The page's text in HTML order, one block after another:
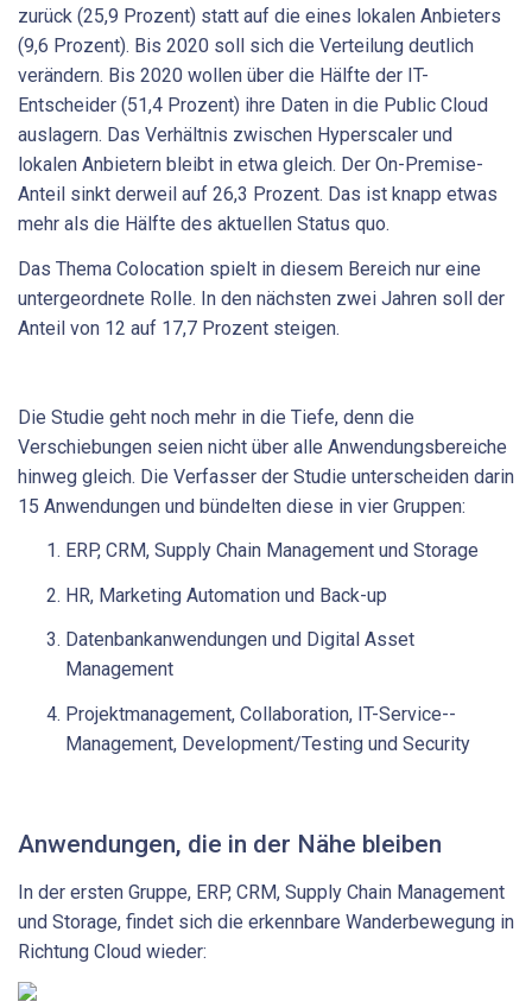
zurück (25,9 Prozent) statt auf die eines lokalen Anbieters
(9,6 Prozent). Bis 2020 soll sich die Verteilung deutlich
verändern. Bis 2020 wollen über die Hälfte der IT-
Entscheider (51,4 Prozent) ihre Daten in die Public Cloud
auslagern. Das Verhältnis zwischen Hyperscaler und
lokalen Anbietern bleibt in etwa gleich. Der On-Premise-
Anteil sinkt derweil auf 26,3 Prozent. Das ist knapp etwas
mehr als die Hälfte des aktuellen Status quo.
Das Thema Colocation spielt in diesem Bereich nur eine
untergeordnete Rolle. In den nächsten zwei Jahren soll der
Anteil von 12 auf 17,7 Prozent steigen.
Die Studie geht noch mehr in die Tiefe, denn die
Verschiebungen seien nicht über alle Anwendungsbereiche
hinweg gleich. Die Verfasser der Studie unterscheiden darin
15 Anwendungen und bündelten diese in vier Gruppen:
ERP, CRM, Supply Chain Management und Storage
HR, Marketing Automation und Back-up
Datenbankanwendungen und Digital Asset
Management
Projektmanagement, Collaboration, IT-Service-­
Management, Development/Testing und Security
Anwendungen, die in der Nähe bleiben
In der ersten Gruppe, ERP, CRM, Supply Chain Management
und Storage, findet sich die erkennbare Wanderbewegung in
Richtung Cloud wieder: